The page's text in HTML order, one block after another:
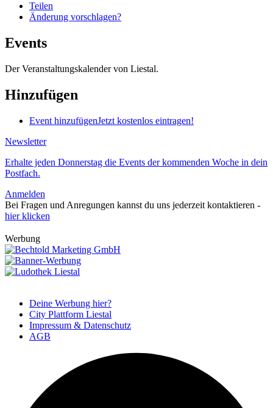
Teilen
Änderung vorschlagen?
Events
Der Veranstaltungskalender von Liestal.
Hinzufügen
Event hinzufügenJetzt kostenlos eintragen!
Newsletter
Erhalte jeden Donnerstag die Events der kommenden Woche in dein
Postfach.
Anmelden
Bei Fragen und Anregungen kannst du uns jederzeit kontaktieren -
hier klicken
Werbung
Deine Werbung hier?
City Plattform Liestal
Impressum & Datenschutz
AGB